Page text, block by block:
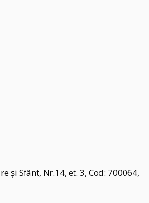
și Sfânt, Nr.14, et. 3, Cod: 700064,